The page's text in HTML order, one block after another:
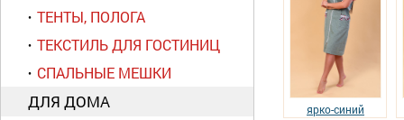
ТЕНТЫ, ПОЛОГА
ТЕКСТИЛЬ ДЛЯ ГОСТИНИЦ
СПАЛЬНЫЕ МЕШКИ
ДЛЯ ДОМА ярко-синий